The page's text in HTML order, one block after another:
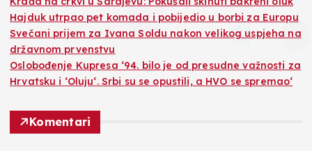
Hajduk utrpao pet komada i pobijedio u borbi za Europu
Svečani prijem za Ivana Soldu nakon velikog uspjeha na
državnom prvenstvu
Oslobođenje Kupresa ‘94. bilo je od presudne važnosti za
Hrvatsku i ‘Oluju‘. Srbi su se opustili, a HVO se spremao‘
Komentari